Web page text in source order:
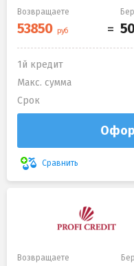
Возвращаете
1й кредит
Макс. сумма
Срок
Сравнить
Возвращаете